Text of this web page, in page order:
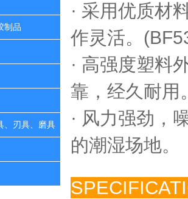
制品
、刃具、磨具
· 采用优质材
作灵活。
· 高强度塑料
靠， 经久耐用
· 风力强劲，
的潮湿场地。